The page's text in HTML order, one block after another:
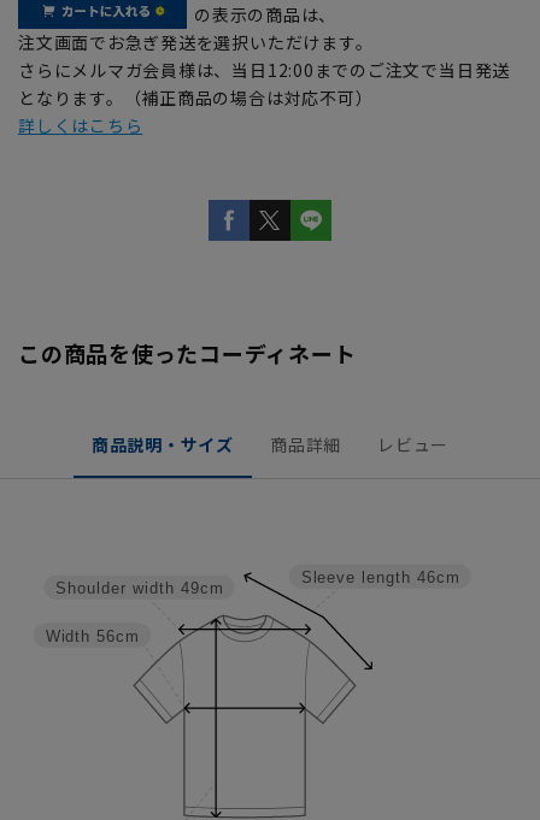
の表示の商品は、
注文画面でお急ぎ発送を選択いただけます。
さらにメルマガ会員様は、当日12:00までのご注文で当日発送
となります。（補正商品の場合は対応不可）
詳しくはこちら
この商品を使ったコーディネート
商品説明・サイズ 商品詳細 レビュー
Sleeve length 46cm
Width 56cm
Shoulder width 49cm